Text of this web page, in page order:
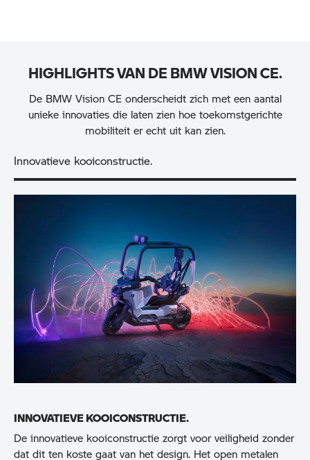
HIGHLIGHTS VAN DE BMW VISION CE.
De BMW Vision CE onderscheidt zich met een aantal
unieke innovaties die laten zien hoe toekomstgerichte
mobiliteit er echt uit kan zien.
Innovatieve kooiconstructie.
INNOVATIEVE KOOICONSTRUCTIE.
De innovatieve kooiconstructie zorgt voor veiligheid zonder
dat dit ten koste gaat van het design. Het open metalen